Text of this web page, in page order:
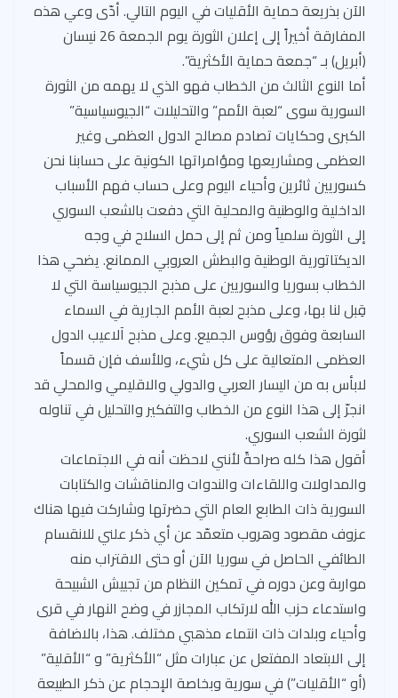
الآن بذريعة حماية الأقليات في اليوم التالي. أدّى وعي هذه
المفارقة أخيراً إلى إعلان الثورة يوم الجمعة 26 نيسان
(أبريل) بـ “جمعة حماية الأكثرية”.
أما النوع الثالث من الخطاب فهو الذي لا يهمه من الثورة
السورية سوى “لعبة الأمم” والتحليلات “الجيوسياسية”
الكبرى وحكايات تصادم مصالح الدول العظمى وغير
العظمى ومشاريعها ومؤامراتها الكونية على حسابنا نحن
كسوريين ثائرين وأحياء اليوم وعلى حساب فهم الأسباب
الداخلية والوطنية والمحلية التي دفعت بالشعب السوري
إلى الثورة سلمياً ومن ثم إلى حمل السلاح في وجه
الديكتاتورية الوطنية والبطش العروبي الممانع. يضحي هذا
الخطاب بسوريا والسوريين على مذبح الجيوسياسة التي لا
قِبل لنا بها، وعلى مذبح لعبة الأمم الجارية في السماء
السابعة وفوق رؤوس الجميع. وعلى مذبح آلاعيب الدول
العظمى المتعالية على كل شيء، وللأسف فإن قسماً
لابأس به من اليسار العربي والدولي والاقليمي والمحلي قد
انجرّ إلى هذا النوع من الخطاب والتفكير والتحليل في تناوله
لثورة الشعب السوري.
أقول هذا كله صراحةً لأنني لاحظت أنه في الاجتماعات
والمداولات واللقاءات والندوات والمناقشات والكتابات
السورية ذات الطابع العام التي حضرتها وشاركت فيها هناك
عزوف مقصود وهروب متعمّد عن أي ذكر علني للانقسام
الطائفي الحاصل في سوريا الآن أو حتى الاقتراب منه
مواربة وعن دوره في تمكين النظام من تجييش الشبيحة
واستدعاء حزب الله لارتكاب المجازر في وضح النهار في قرى
وأحياء وبلدات ذات انتماء مذهبي مختلف. هذا، بالاضافة
إلى الابتعاد المفتعل عن عبارات مثل “الأكثرية” و “الأقلية”
(أو “الأقليات”) في سورية وبخاصة الإحجام عن ذكر الطبيعة